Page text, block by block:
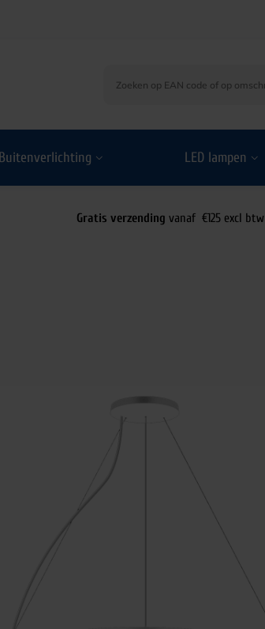
Buitenverlichting LED lampen
Gratis verzending vanaf €125 excl btw